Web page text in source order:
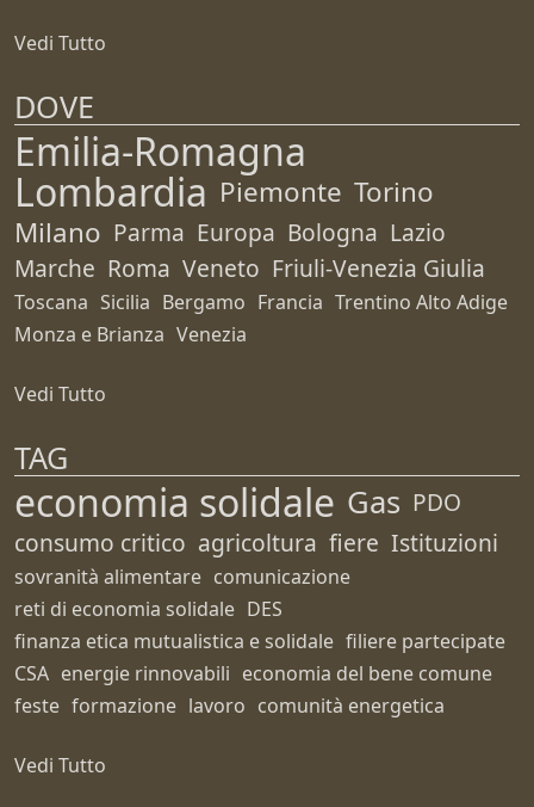
Vedi Tutto
DOVE
Emilia-Romagna
Lombardia Piemonte Torino
Milano Parma Europa Bologna Lazio
Marche Roma Veneto Friuli-Venezia Giulia
Toscana Sicilia Bergamo Francia Trentino Alto Adige
Monza e Brianza Venezia
Vedi Tutto
TAG
economia solidale Gas PDO
consumo critico agricoltura fiere Istituzioni
sovranità alimentare comunicazione
reti di economia solidale DES
finanza etica mutualistica e solidale filiere partecipate
CSA energie rinnovabili economia del bene comune
feste formazione lavoro comunità energetica
Vedi Tutto